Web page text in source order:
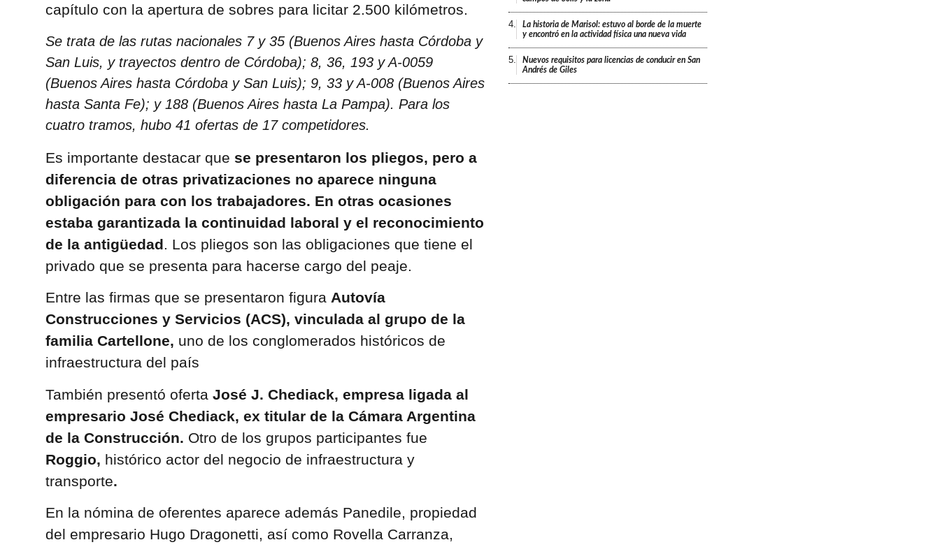
capítulo con la apertura de sobres para licitar 2.500 kilómetros.
Se trata de las rutas nacionales 7 y 35 (Buenos Aires hasta Córdoba y
San Luis, y trayectos dentro de Córdoba); 8, 36, 193 y A-0059
(Buenos Aires hasta Córdoba y San Luis); 9, 33 y A-008 (Buenos Aires
hasta Santa Fe); y 188 (Buenos Aires hasta La Pampa). Para los
cuatro tramos, hubo 41 ofertas de 17 competidores.
Es importante destacar que se presentaron los pliegos, pero a
diferencia de otras privatizaciones no aparece ninguna
obligación para con los trabajadores. En otras ocasiones
estaba garantizada la continuidad laboral y el reconocimiento
de la antigüedad. Los pliegos son las obligaciones que tiene el
privado que se presenta para hacerse cargo del peaje.
Entre las firmas que se presentaron figura Autovía
Construcciones y Servicios (ACS), vinculada al grupo de la
familia Cartellone, uno de los conglomerados históricos de
infraestructura del país
También presentó oferta José J. Chediack, empresa ligada al
empresario José Chediack, ex titular de la Cámara Argentina
de la Construcción. Otro de los grupos participantes fue
Roggio, histórico actor del negocio de infraestructura y
transporte.
En la nómina de oferentes aparece además Panedile, propiedad
del empresario Hugo Dragonetti, así como Rovella Carranza,
4.
La historia de Marisol: estuvo al borde de la muerte
y encontró en la actividad física una nueva vida
5.
Nuevos requisitos para licencias de conducir en San
Andrés de Giles